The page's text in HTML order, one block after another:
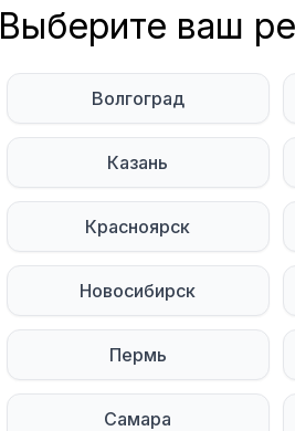
Подписывайтесь на
Мы в Max
Другие объявления
Выберите ваш
Волгоград
Казань
Красноярск
Новосибирск
Пермь
Самара